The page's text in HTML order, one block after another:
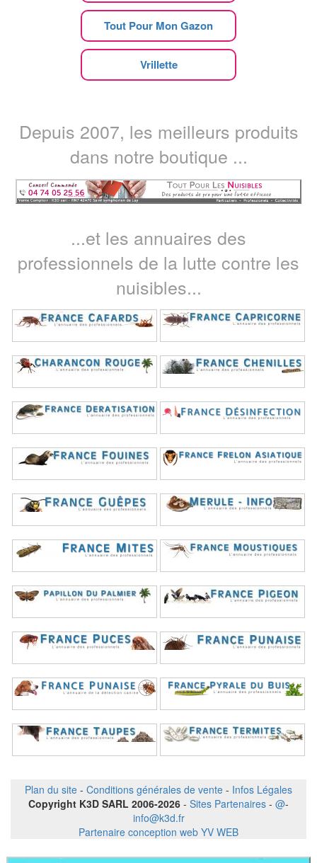
Tout Pour Mon Gazon
Vrillette
Depuis 2007, les meilleurs produits
dans notre boutique ...
...et les annuaires des
professionnels de la lutte contre les
nuisibles...
Plan du site - Conditions générales de vente - Infos Légales
Copyright K3D SARL 2006-2026 - Sites Partenaires - @-
info@k3d.fr
Partenaire conception web YV WEB